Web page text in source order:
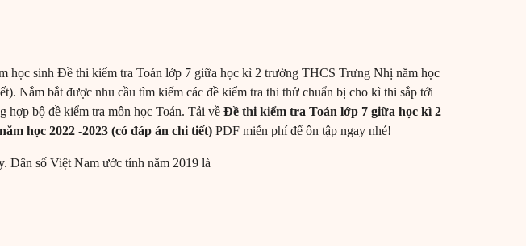
học sinh Đề thi kiểm tra Toán lớp 7 giữa học kì 2 trường THCS Trưng Nhị năm học
Nắm bắt được nhu cầu tìm kiếm các đề kiểm tra thi thử chuẩn bị cho kì thi sắp tới
hợp bộ đề kiểm tra môn học Toán. Tải về Đề thi kiểm tra Toán lớp 7 giữa học kì 2
học 2022 -2023 (có đáp án chi tiết) PDF miễn phí để ôn tập ngay nhé!
Dân số Việt Nam ước tính năm 2019 là